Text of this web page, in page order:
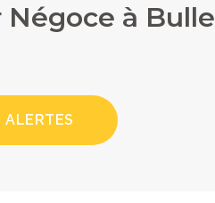
à Bulle
ALERTES